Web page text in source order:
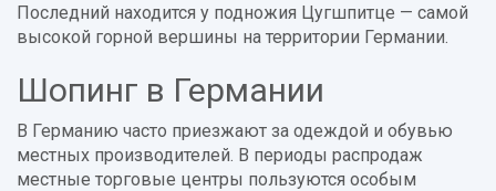
Последний находится у подножия Цугшпитце — самой
высокой горной вершины на территории Германии.
Шопинг в Германии
В Германию часто приезжают за одеждой и обувью
местных производителей. В периоды распродаж
местные торговые центры пользуются особым